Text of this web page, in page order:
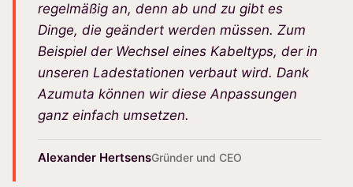
regelmäßig an, denn ab und zu gibt es
Dinge, die geändert werden müssen. Zum
Beispiel der Wechsel eines Kabeltyps, der in
unseren Ladestationen verbaut wird. Dank
Azumuta können wir diese Anpassungen
ganz einfach umsetzen.
Alexander HertsensGründer und CEO